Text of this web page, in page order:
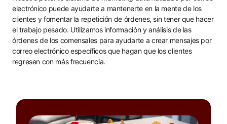
electrónico puede ayudarte a mantenerte en la mente de los
clientes y fomentar la repetición de órdenes, sin tener que hacer
el trabajo pesado. Utilizamos información y análisis de las
órdenes de los comensales para ayudarte a crear mensajes por
correo electrónico específicos que hagan que los clientes
regresen con más frecuencia.